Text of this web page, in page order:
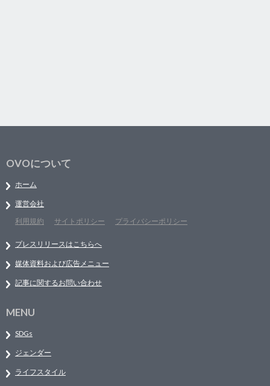
OVOについて
ホーム
運営会社
利用規約
サイトポリシー プライバシーポリシー
プレスリリースはこちらへ
媒体資料および広告メニュー
記事に関するお問い合わせ
MENU
SDGs
ジェンダー
ライフスタイル